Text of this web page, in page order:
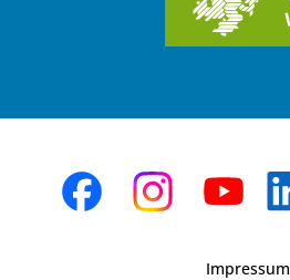
Impressum